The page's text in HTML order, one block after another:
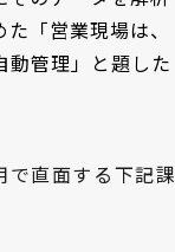
「営業現場は、
管理」と題した
直面する下記課